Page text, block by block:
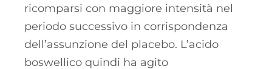
ricomparsi con maggiore intensità nel
periodo successivo in corrispondenza
dell’assunzione del placebo. L’acido
boswellico quindi ha agito